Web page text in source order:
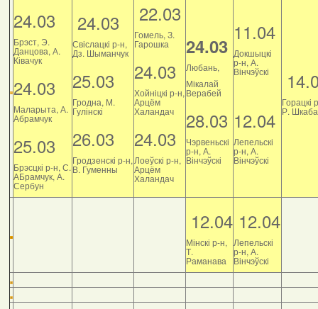
24.03
Брэст, Э.
Данцова, А.
Ківачук
24.03
Маларыта, А.
Абрамчук
25.03
Брэсцкі р-н, С.
АБрамчук, А.
Сербун
24.03
Свіслацкі р-н,
Дз. Шыманчук
25.03
Гродна, М.
Гулінскі
26.03
Гродзенскі р-н,
В. Гуменны
22.03
Гомель, З.
Гарошка
24.03
Хойніцкі р-н,
Арцём
Халандач
24.03
Лоеўскі р-н,
Арцём
Халандач
24.03
Любань,
Мікалай
Верабей
28.03
Чэрвеньскі
р-н, А.
Вінчэўскі
11.04
Докшыцкі
р-н, А.
Вінчэўскі
12.04
Лепельскі
р-н, А.
Вінчэўскі
Горацкі
Р.
12.04
Мінскі р-н,
Т.
Раманава
12.04
Лепельскі
р-н, А.
Вінчэўскі